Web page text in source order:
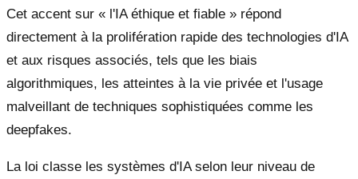
Cet accent sur « l'IA éthique et fiable » répond
directement à la prolifération rapide des technologies d'IA
et aux risques associés, tels que les biais
algorithmiques, les atteintes à la vie privée et l'usage
malveillant de techniques sophistiquées comme les
deepfakes.
La loi classe les systèmes d'IA selon leur niveau de